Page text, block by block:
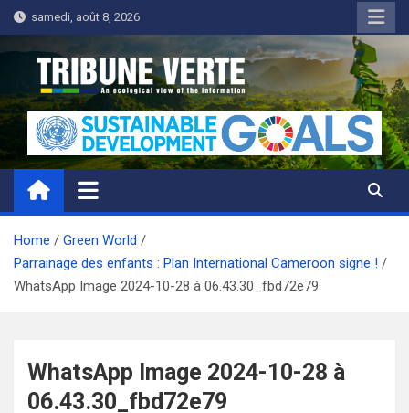
Skip
to
content
samedi, août 8, 2026
Tribune Verte
Un regard écologique de l'information
Home
Green World
Parrainage des enfants : Plan International Cameroon signe !
WhatsApp Image 2024-10-28 à 06.43.30_fbd72e79
WhatsApp Image 2024-10-28 à
06.43.30_fbd72e79